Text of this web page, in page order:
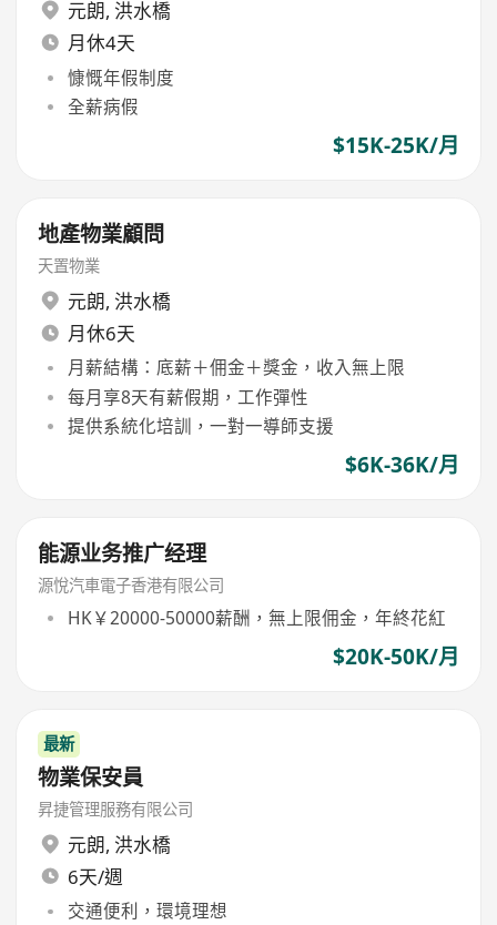
元朗, 洪水橋
月休4天
慷慨年假制度
全薪病假
$15K-25K/月
地產物業顧問
天置物業
元朗, 洪水橋
月休6天
月薪結構：底薪＋佣金＋獎金，收入無上限
每月享8天有薪假期，工作彈性
提供系統化培訓，一對一導師支援
$6K-36K/月
能源业务推广经理
源悅汽車電子香港有限公司
HK￥20000-50000薪酬，無上限佣金，年終花紅
$20K-50K/月
最新
物業保安員
昇捷管理服務有限公司
元朗, 洪水橋
6天/週
交通便利，環境理想